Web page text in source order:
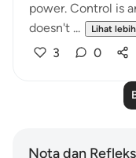
power. Control is
doesn't ...
Lihat
3 0
Nota dan